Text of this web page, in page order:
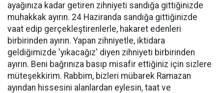
ayağınıza kadar getiren zihniyeti sandığa gittiğinizde
muhakkak ayırın. 24 Haziranda sandığa gittiğinizde
vaat edip gerçekleştirenlerle, hakaret edenleri
birbirinden ayırın. Yapan zihniyetle, iktidara
geldiğimizde 'yıkacağız' diyen zihniyeti birbirinden
ayırın. Beni bağrınıza basıp misafir ettiğiniz için sizlere
müteşekkirim. Rabbim, bizleri mübarek Ramazan
ayından hissesini alanlardan eylesin, taat ve